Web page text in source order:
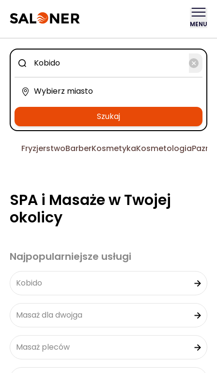
MENU
Szukaj
FryzjerstwoBarberKosmetykaKosmetologia
SPA i Masaże w Twojej
okolicy
Najpopularniejsze usługi
Kobido
Masaż dla dwojga
Masaż pleców